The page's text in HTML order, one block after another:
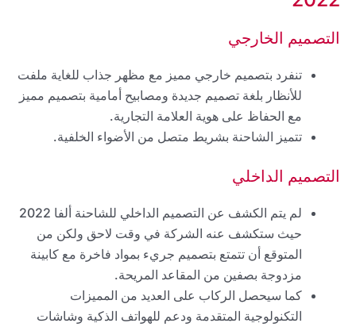
التصميم الخارجي
تنفرد بتصميم خارجي مميز مع مظهر جذاب للغاية ملفت
للأنظار بلغة تصميم جديدة ومصابيح أمامية بتصميم مميز
مع الحفاظ على هوية العلامة التجارية.
تتميز الشاحنة بشريط متصل من الأضواء الخلفية.
التصميم الداخلي
لم يتم الكشف عن التصميم الداخلي للشاحنة ألفا 2022
حيث ستكشف عنه الشركة في وقت لاحق ولكن من
المتوقع أن تتمتع بتصميم جريء بمواد فاخرة مع كابينة
مزدوجة بصفين من المقاعد المريحة.
كما سيحصل الركاب على العديد من المميزات
التكنولوجية المتقدمة ودعم للهواتف الذكية وشاشات